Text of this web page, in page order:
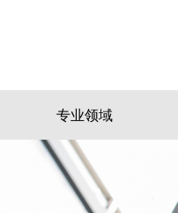
专业领域